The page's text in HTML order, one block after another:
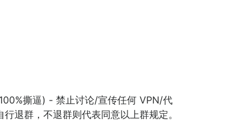
撕逼) - 禁止讨论/宣传任何 VPN/代
退群，不退群则代表同意以上群规定。